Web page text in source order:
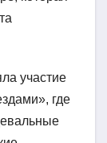
участие
где